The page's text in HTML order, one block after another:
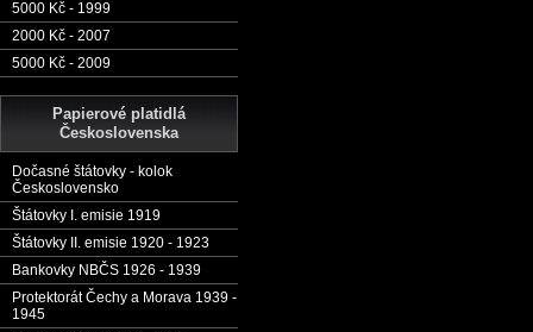
5000 Kč - 1999
2000 Kč - 2007
5000 Kč - 2009
Papierové platidlá
Československa
Dočasné štátovky - kolok
Československo
Štátovky I. emisie 1919
Štátovky II. emisie 1920 - 1923
Bankovky NBČS 1926 - 1939
Protektorát Čechy a Morava 1939 -
1945